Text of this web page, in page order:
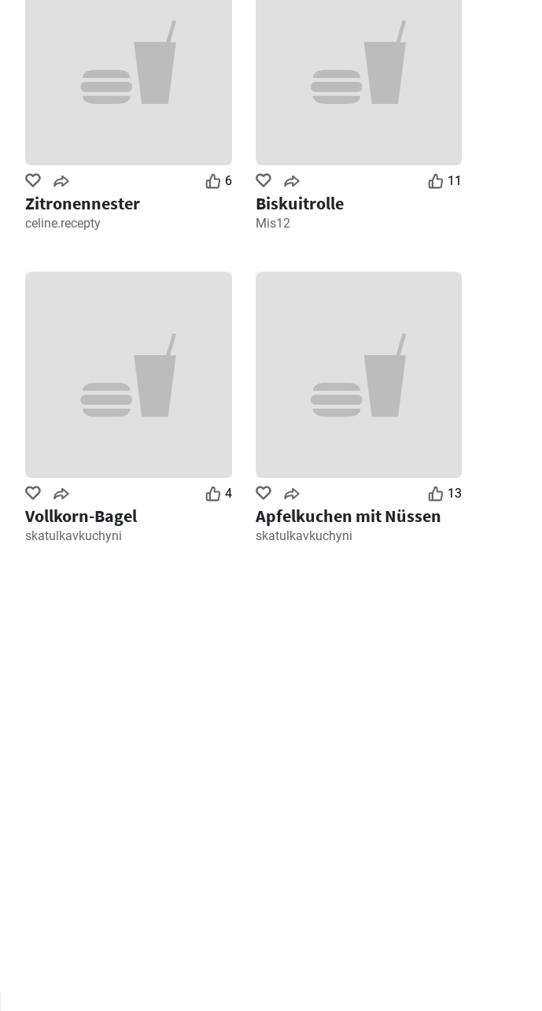
6
Zitronennester
celine.recepty
11
Biskuitrolle
Mis12
4
Vollkorn-Bagel
skatulkavkuchyni
13
Apfelkuchen mit Nüssen
skatulkavkuchyni